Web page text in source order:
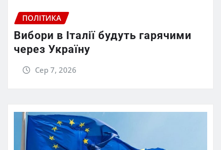
ПОЛІТИКА
Вибори в Італії будуть гарячими
через Україну
Сер 7, 2026